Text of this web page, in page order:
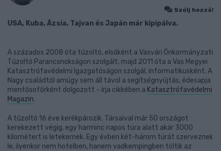
Szólj hozzá!
USA, Kuba, Ázsia, Tajvan és Japán már kipipálva.
A százados 2008 óta tűzoltó, elsőként a Vasvári Önkormányzati
Tűzoltó Parancsnokságon szolgált, majd 2011 óta a Vas Megyei
Katasztrófavédelmi Igazgatóságon szolgál, informatikusként. A
Nagy családtól amúgy sem áll távol a segítségnyújtás, édesapja
mentősofőrként dolgozott - írja cikkében a Katasztrófavédelmi
Magazin.
A tűzoltó 16 éve kerékpározik. Társaival már 50 országot
kerekezett végig, egy harminc napos túra alatt akár 3000
kilométert is letekernek. Egy évben két-három túrát szerveznek
le, ilyenkor nem hotelben, hanem vadkempingben töltik az